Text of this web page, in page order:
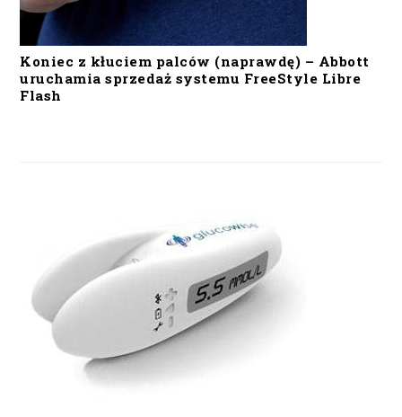
Koniec z kłuciem palców (naprawdę) – Abbott
uruchamia sprzedaż systemu FreeStyle Libre
Flash